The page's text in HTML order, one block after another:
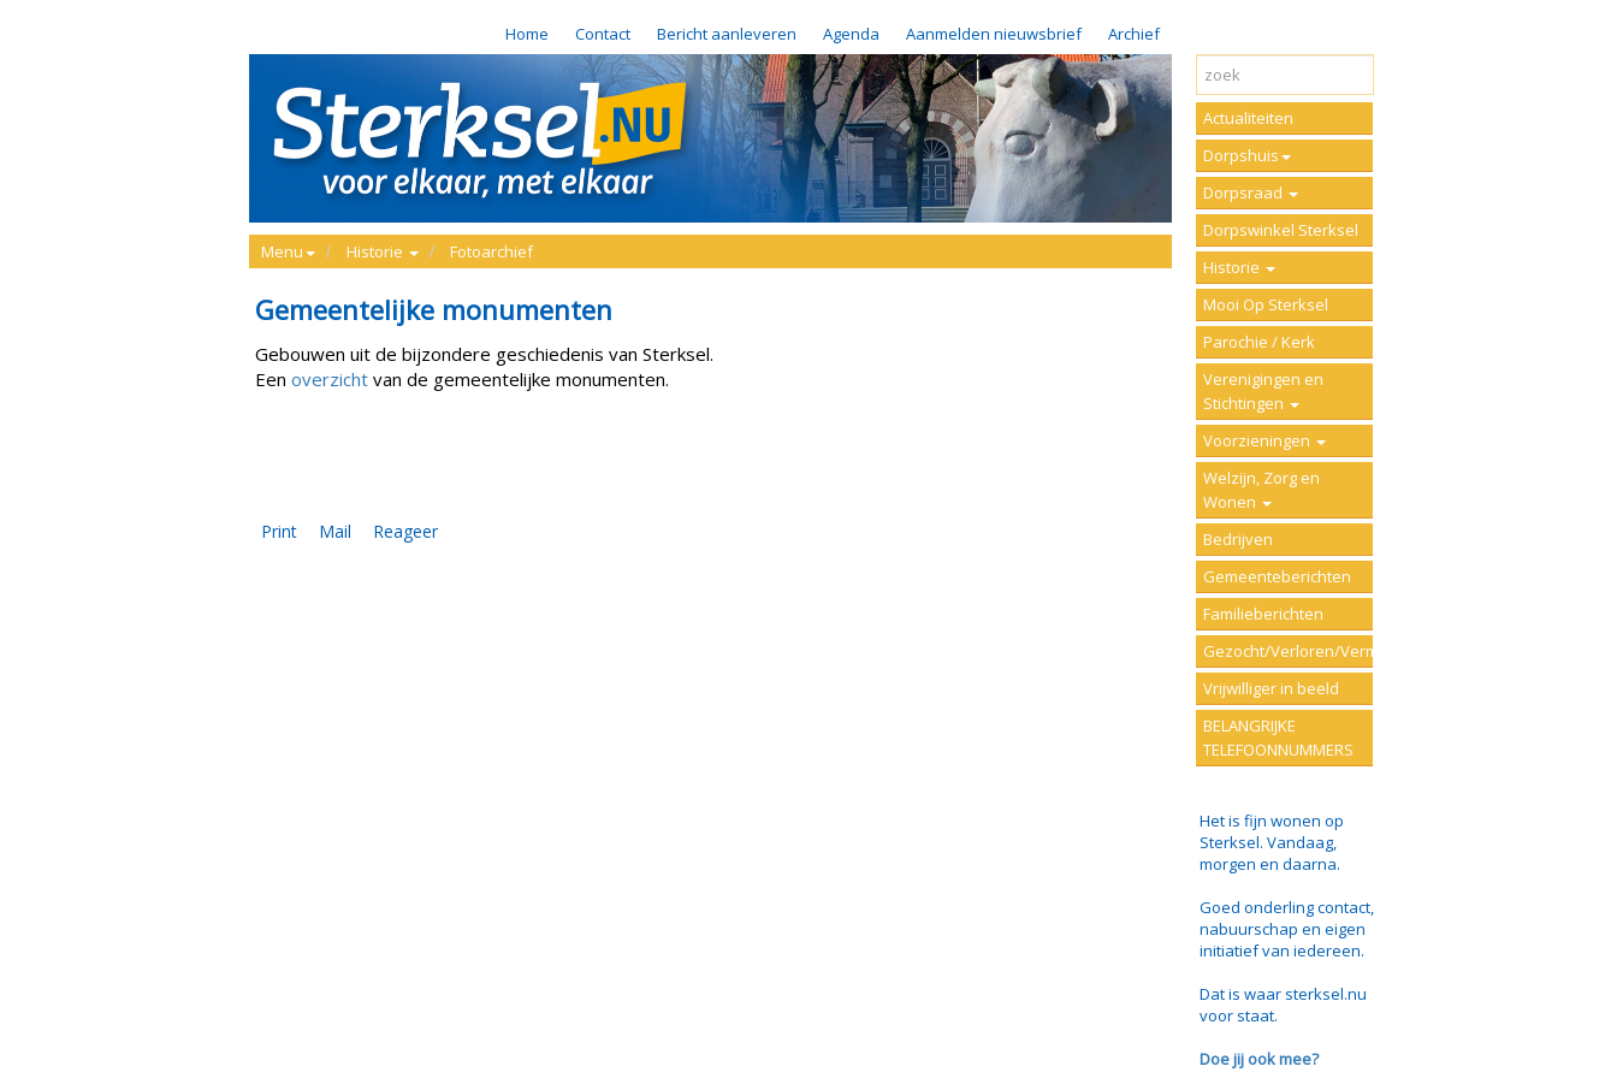
Home Contact Bericht aanleveren Agenda Aanmelden nieuwsbrief Archief
Menu Historie Fotoarchief
Gemeentelijke monumenten
Gebouwen uit de bijzondere geschiedenis van Sterksel.
Een overzicht van de gemeentelijke monumenten.
Print Mail Reageer
Actualiteiten
Dorpshuis
Dorpsraad
Dorpswinkel Sterksel
Historie
Mooi Op Sterksel
Parochie / Kerk
Verenigingen en
Stichtingen
Voorzieningen
Welzijn, Zorg en
Wonen
Bedrijven
Gemeenteberichten
Familieberichten
Gezocht/Verloren/Vermist
Vrijwilliger in beeld
BELANGRIJKE
TELEFOONNUMMERS
Het is fijn wonen op
Sterksel. Vandaag,
morgen en daarna.
Goed onderling contact,
nabuurschap en eigen
initiatief van iedereen.
Dat is waar sterksel.nu
voor staat.
Doe jij ook mee?